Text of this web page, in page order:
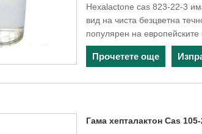
Hexalactone cas 823-22-3
вид на чиста безцветна
популярен на
Прочетете още
Гама хепталактон Cas